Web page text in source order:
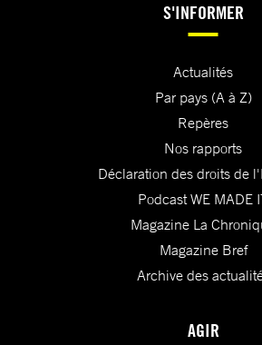
S'INFORMER
Actualités
Par pays (A à Z)
Repères
Nos rapports
Déclaration des droits de
Podcast WE MADE
Magazine La
Magazine Bref
Archive des
AGIR